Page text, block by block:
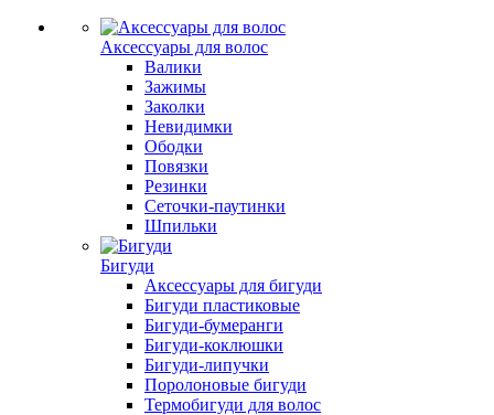
Аксессуары для волос
Валики
Зажимы
Заколки
Невидимки
Ободки
Повязки
Резинки
Сеточки-паутинки
Шпильки
Бигуди
Аксессуары для бигуди
Бигуди пластиковые
Бигуди-бумеранги
Бигуди-коклюшки
Бигуди-липучки
Поролоновые бигуди
Термобигуди для волос